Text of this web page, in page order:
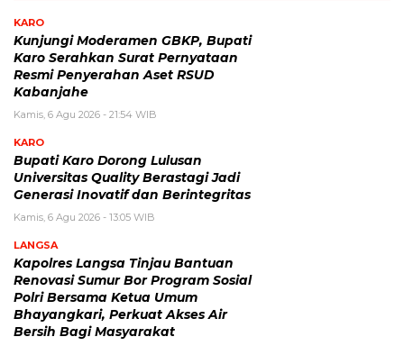
KARO
Kunjungi Moderamen GBKP, Bupati
Karo Serahkan Surat Pernyataan
Resmi Penyerahan Aset RSUD
Kabanjahe
Kamis, 6 Agu 2026 - 21:54 WIB
KARO
Bupati Karo Dorong Lulusan
Universitas Quality Berastagi Jadi
Generasi Inovatif dan Berintegritas
Kamis, 6 Agu 2026 - 13:05 WIB
LANGSA
Kapolres Langsa Tinjau Bantuan
Renovasi Sumur Bor Program Sosial
Polri Bersama Ketua Umum
Bhayangkari, Perkuat Akses Air
Bersih Bagi Masyarakat